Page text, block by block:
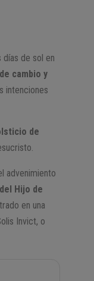
de sol en
cambio y
intenciones
de
advenimiento
Hijo de
en una
Invict, o